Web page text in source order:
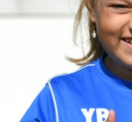
Join FC Lisse
Aanmelden voor proeftraining
Lid worden van FC Lisse
Word vrijwilliger
De Club van 100
Uitschrijven
Over FC Lisse